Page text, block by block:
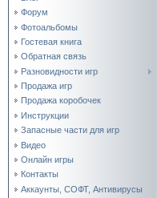
Форум
Фотоальбомы
Гостевая книга
Обратная связь
Разновидности игр
Продажа игр
Продажа коробочек
Инструкции
Запасные части для игр
Видео
Онлайн игры
Контакты
Аккаунты, СОФТ, Антивирусы